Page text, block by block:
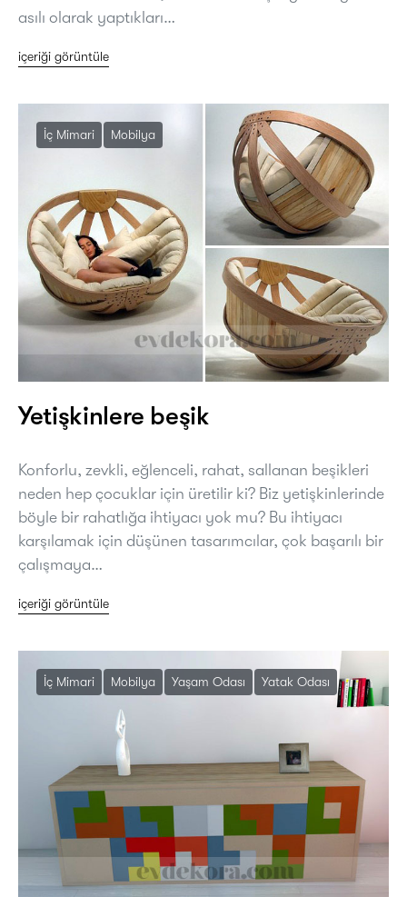
asılı olarak yaptıkları…
içeriği görüntüle
İç Mimari Mobilya
Yetişkinlere beşik
Konforlu, zevkli, eğlenceli, rahat, sallanan beşikleri
neden hep çocuklar için üretilir ki? Biz yetişkinlerinde
böyle bir rahatlığa ihtiyacı yok mu? Bu ihtiyacı
karşılamak için düşünen tasarımcılar, çok başarılı bir
çalışmaya…
içeriği görüntüle
İç Mimari Mobilya Yaşam Odası Yatak Odası